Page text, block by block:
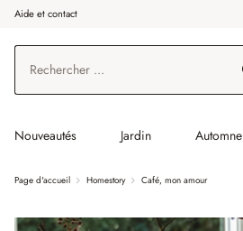
au contenu principal
Aller à la recherche
Aller à la navigation principale
Aide et contact
Nouveautés Jardin Automne
Page d'accueil Homestory Café, mon amour